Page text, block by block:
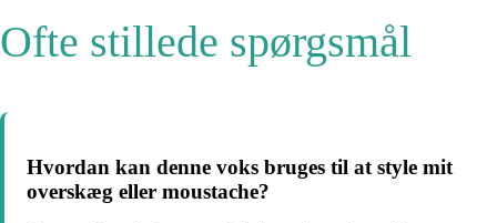
Ofte stillede spørgsmål
Hvordan kan denne voks bruges til at style mit
overskæg eller moustache?